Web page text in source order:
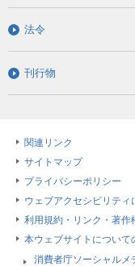
法令
刊行物
関連リンク
サイトマップ
プライバシーポリシー
ウェブアクセシビリティ
利用規約・リンク・著作
本ウェブサイトについ
消費者庁ソーシャルメ